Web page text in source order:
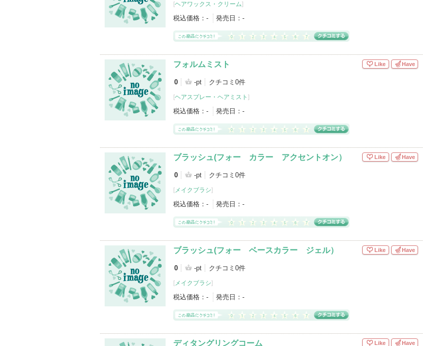
[ヘアワックス・クリーム]
税込価格： - 発売日： -
フォルムミスト
0 -pt クチコミ0件
[ヘアスプレー・ヘアミスト ]
税込価格： - 発売日： -
Like Have
ブラッシュ(フォー カラー アクセントオン）
0 -pt クチコミ0件
[メイクブラシ]
税込価格： - 発売日： -
Like Have
ブラッシュ(フォー ベースカラー ジェル）
0 -pt クチコミ0件
[メイクブラシ]
税込価格： - 発売日： -
Like Have
ディタングリングコーム Like Have